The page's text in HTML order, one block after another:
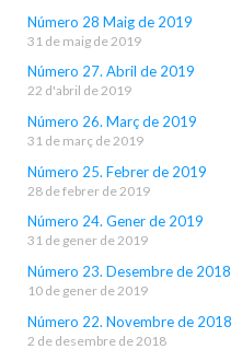
Número 28 Maig de 2019
31 de maig de 2019
Número 27. Abril de 2019
22 d'abril de 2019
Número 26. Març de 2019
31 de març de 2019
Número 25. Febrer de 2019
28 de febrer de 2019
Número 24. Gener de 2019
31 de gener de 2019
Número 23. Desembre de 2018
10 de gener de 2019
Número 22. Novembre de 2018
2 de desembre de 2018